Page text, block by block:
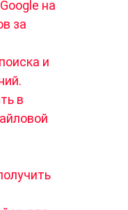
на
за
и
в